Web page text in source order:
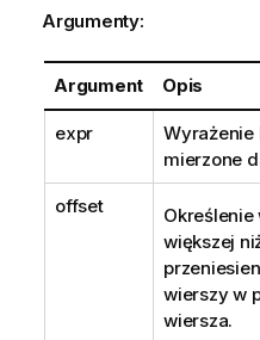
r
a
c
j
Argumenty:
Argument Opis
expr
Wyrażenie
mierzone
offset Określenie
większej
wierszy w
wiersza.